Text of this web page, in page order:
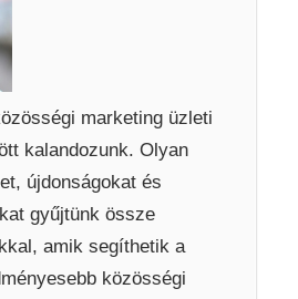
marketing üzleti
kalandozunk. Olyan
újdonságokat és
gyűjtünk össze
amik segíthetik a
közösségi